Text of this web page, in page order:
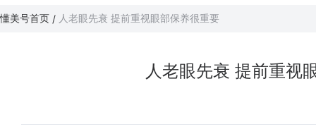
懂美号首页 / 人老眼先衰 提前重视眼部保养很重要
人老眼先衰 提前重视